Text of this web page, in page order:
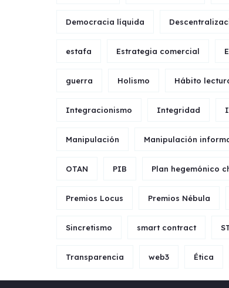
Democracia líquida
estafa Estrategia comercial
guerra Holismo Hábito
Integracionismo Integridad
Manipulación Manipulación
OTAN PIB Plan hegemónico
Premios Locus Premios Nébula
Sincretismo smart contract
Transparencia web3 Ética